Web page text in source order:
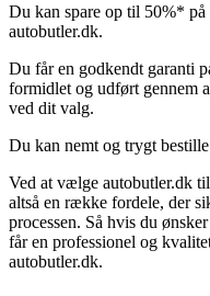
Du kan spare op til 50%*
autobutler.dk.
Du får en godkendt garanti
formidlet og udført gennem
ved dit valg.
Du kan nemt og trygt
Ved at vælge autobutler.dk
altså en række fordele, der
processen. Så hvis du
får en professionel og
autobutler.dk.